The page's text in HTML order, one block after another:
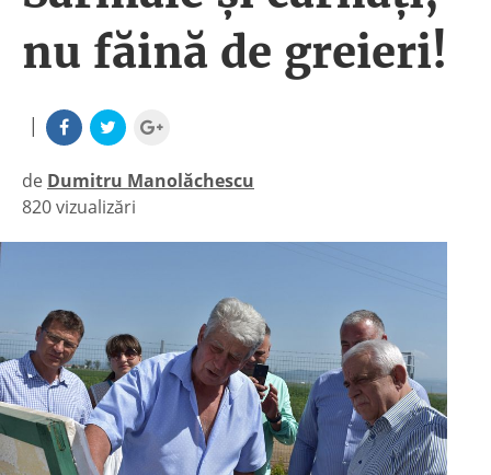
nu făină de greieri!
|
de Dumitru Manolăchescu
|
820 vizualizări